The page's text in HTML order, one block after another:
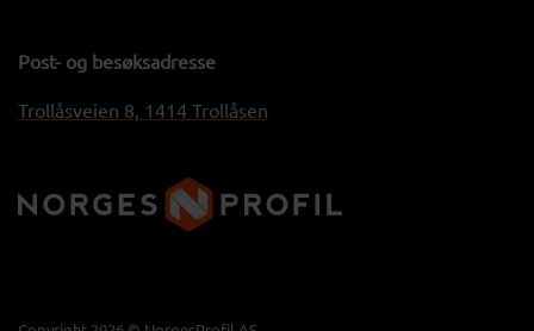
Post- og besøksadresse
Trollåsveien 8, 1414 Trollåsen